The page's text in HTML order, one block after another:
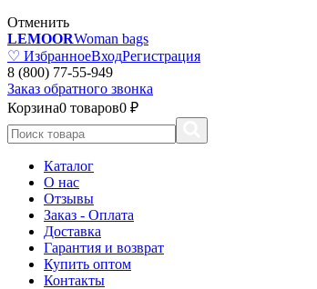
Отменить
LEMOORWoman bags
♡ ИзбранноеВходРегистрация
8 (800) 77-55-949
Заказ обратного звонка
Корзина0 товаров0 ₽
Каталог
О нас
Отзывы
Заказ - Оплата
Доставка
Гарантия и возврат
Купить оптом
Контакты